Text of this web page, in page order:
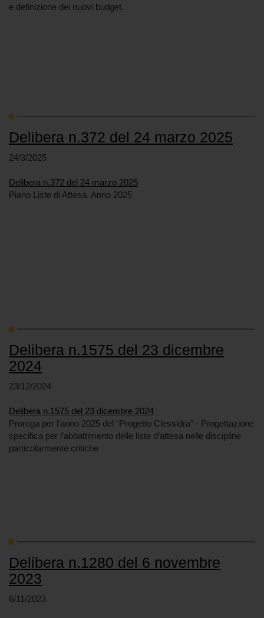
e definizione dei nuovi budget.
Delibera n.372 del 24 marzo 2025
24/3/2025
Delibera n.372 del 24 marzo 2025
Piano Liste di Attesa. Anno 2025
Delibera n.1575 del 23 dicembre
2024
23/12/2024
Delibera n.1575 del 23 dicembre 2024
Proroga per l’anno 2025 del “Progetto Clessidra” - Progettazione
specifica per l’abbattimento delle liste d’attesa nelle discipline
particolarmente critiche
Delibera n.1280 del 6 novembre
2023
6/11/2023